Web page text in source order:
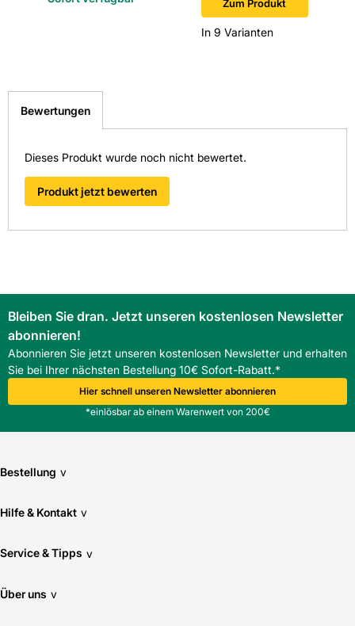
Überzeugen Sie sich von unseren Qualitätsfliesen direkt vor
Ort. Finden Sie hier Ihre nächste Kemmler
Zum Produkt
In 9 Varianten
Bewertungen
Dieses Produkt wurde noch nicht bewertet.
Produkt jetzt bewerten
Bleiben Sie dran. Jetzt unseren kostenlosen Newsletter
abonnieren!
Abonnieren Sie jetzt unseren kostenlosen Newsletter und erhalten
Sie bei Ihrer nächsten Bestellung 10€ Sofort-Rabatt.*
Hier schnell unseren Newsletter abonnieren
*einlösbar ab einem Warenwert von 200€
Bestellung v
Hilfe & Kontakt v
Service & Tipps v
Über uns v